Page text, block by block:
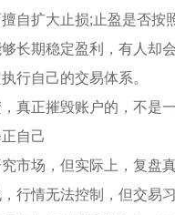
自扩大止损;止盈是否按
长期稳定盈利，有人却
行自己的交易体系。
真正摧毁账户的，不是
自己
市场，但实际上，复盘
行情无法控制，但交易